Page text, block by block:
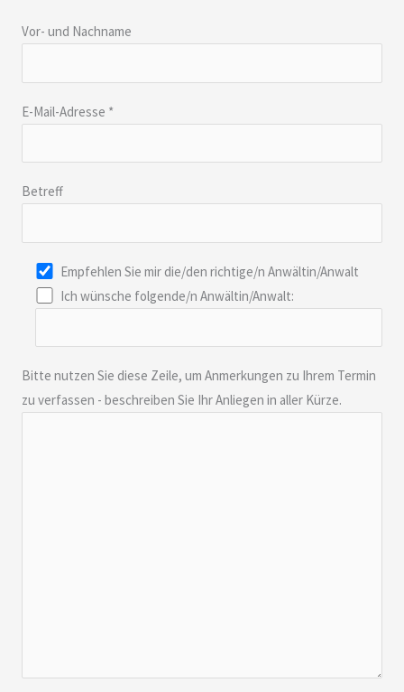
Vor- und Nachname
E-Mail-Adresse *
Betreff
Empfehlen Sie mir die/den richtige/n Anwältin/Anwalt
Ich wünsche folgende/n Anwältin/Anwalt:
Bitte nutzen Sie diese Zeile, um Anmerkungen zu Ihrem Termin
zu verfassen - beschreiben Sie Ihr Anliegen in aller Kürze.